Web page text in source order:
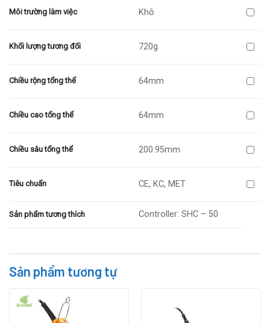
Môi trường làm việc Khô
Khối lượng tương đối 720g
Chiều rộng tổng thể 64mm
Chiều cao tổng thể 64mm
Chiều sâu tổng thể 200.95mm
Tiêu chuẩn CE, KC, MET
Sản phẩm tương thích Controller: SHC – 50
Sản phẩm tương tự